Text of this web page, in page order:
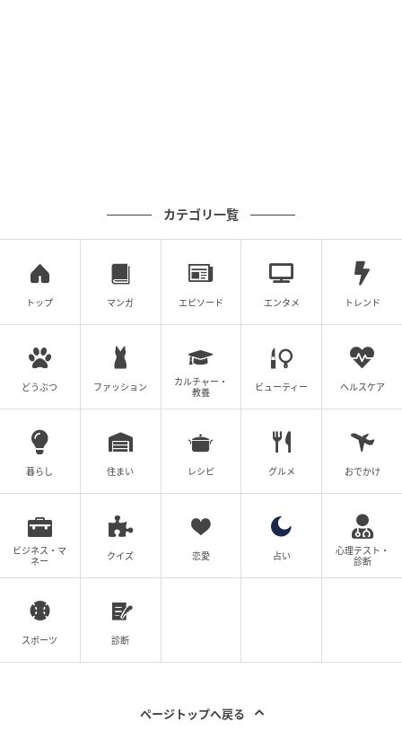
カテゴリ一覧
トップ マンガ エピソード エンタメ トレンド
どうぶつ ファッション
カルチャー・
教養
ビューティー ヘルスケア
暮らし 住まい レシピ グルメ おでかけ
ビジネス・マ
ネー
クイズ 恋愛 占い
心理テスト・
診断
スポーツ 診断
ページトップへ戻る